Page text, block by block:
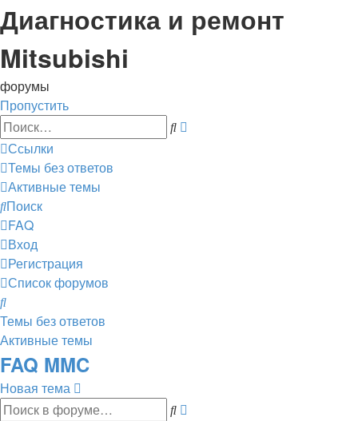
Диагностика и ремонт
Mitsubishi
форумы
Пропустить
Поиск
Ссылки
Темы без ответов
Активные темы
Поиск
FAQ
Вход
Регистрация
Список форумов
Поиск
Темы без ответов
Активные темы
FAQ MMC
Новая тема
Поиск